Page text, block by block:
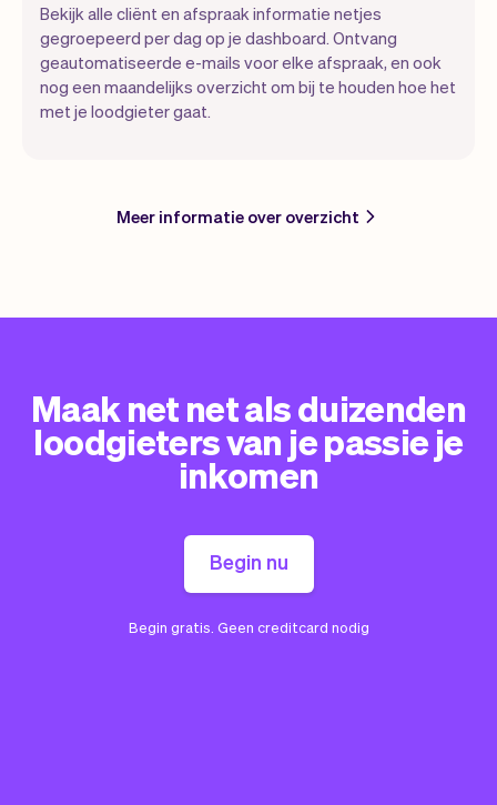
Bekijk alle cliënt en afspraak informatie netjes
gegroepeerd per dag op je dashboard. Ontvang
geautomatiseerde e-mails voor elke afspraak, en ook
nog een maandelijks overzicht om bij te houden hoe het
met je loodgieter gaat.
Meer informatie over overzicht
Maak net net als duizenden
loodgieters van je passie je
inkomen
Begin nu
Begin gratis. Geen creditcard nodig